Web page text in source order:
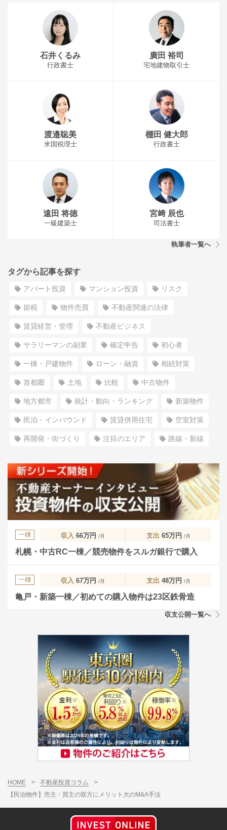
石井くるみ
行政書士
廣田 裕司
宅地建物取引士
渡邉聡美
米国税理士
棚田 健大郎
行政書士
遠田 将徳
一級建築士
宮﨑 辰也
司法書士
執筆者一覧へ
タグから記事を探す
アパート投資 マンション投資 リスク
節税 物件売買 不動産関連の法律
賃貸経営・管理 不動産ビジネス
サラリーマンの副業 確定申告 初心者
一棟・戸建物件 ローン・融資 相続対策
首都圏 土地 比較 中古物件
地方都市 統計・動向・ランキング 新築物件
民泊・インバウンド 賃貸併用住宅 空室対策
再開発・街づくり 注目のエリア 路線・新線
一棟 収入 66万円 /月 支出 65万円 /月
札幌・中古RC一棟／競売物件をスルガ銀行で購入
一棟 収入 67万円 /月 支出 48万円 /月
亀戸・新築一棟／初めての購入物件は23区鉄骨造
収支公開一覧へ
HOME > 不動産投資コラム
>
【民泊物件】売主・買主の双方にメリット大のM&A手法